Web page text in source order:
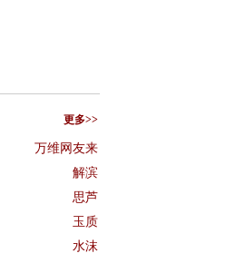
更多>>
万维网友来
解滨
思芦
玉质
水沫